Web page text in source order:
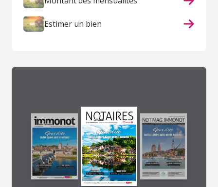
Estimer un bien